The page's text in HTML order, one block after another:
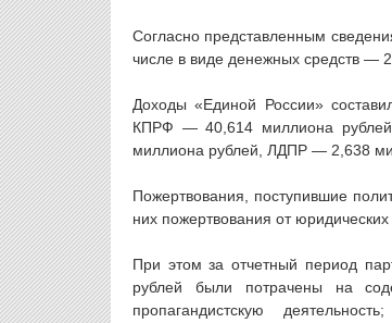
Согласно представленным
числе в виде денежных средств —
Доходы «Единой России»
КПРФ — 40,614 миллиона
миллиона рублей, ЛДПР — 2,638
Пожертвования, поступившие
них пожертвования от
При этом за отчетный период
рублей были потрачены на
пропагандистскую